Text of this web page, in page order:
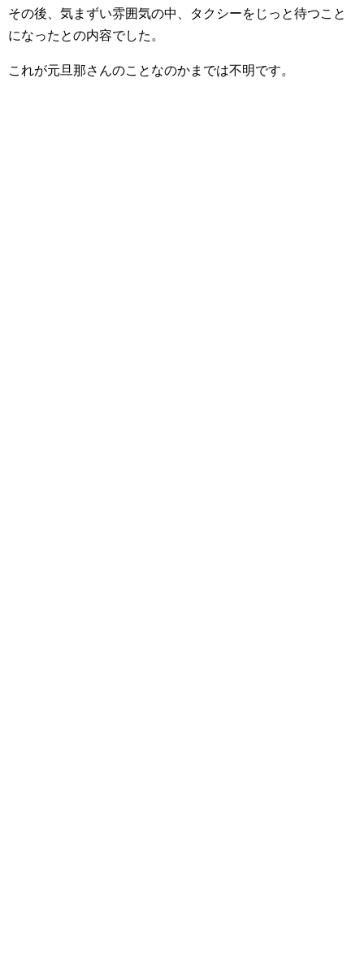
その後、気まずい雰囲気の中、タクシーをじっと待つこと
になったとの内容でした。
これが元旦那さんのことなのかまでは不明です。